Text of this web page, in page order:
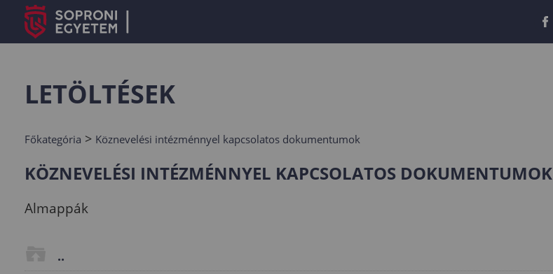
LETÖLTÉSEK
Főkategória > Köznevelési intézménnyel kapcsolatos dokumentumok
KÖZNEVELÉSI INTÉZMÉNNYEL KAPCSOLATOS DOKUMENTUMOK
Almappák
..